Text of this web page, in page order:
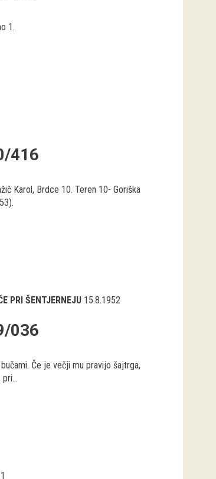
1.
416
Karol, Brdce 10. Teren 10- Goriška
PRI ŠENTJERNEJU 15.8.1952
036
Če je večji mu pravijo šajtrga,